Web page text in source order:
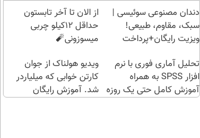
راحت)
نداره!
😊💎
(خرید
چند
کلیک)
دندان مصنوعی سوئیسی |
سبک، مقاوم، طبیعی!
ویزیت رایگان+پرداخت
از الان تا آخر تابستون
حداقل 12کیلو چربی
میسوزونی🧨
تحلیل آماری فوری با نرم
افزار SPSS به همراه
آموزش کامل حتی یک روزه
ویدیو هولناک از جوان
کارتن خوابی که میلیاردر
شد. آموزش رایگان